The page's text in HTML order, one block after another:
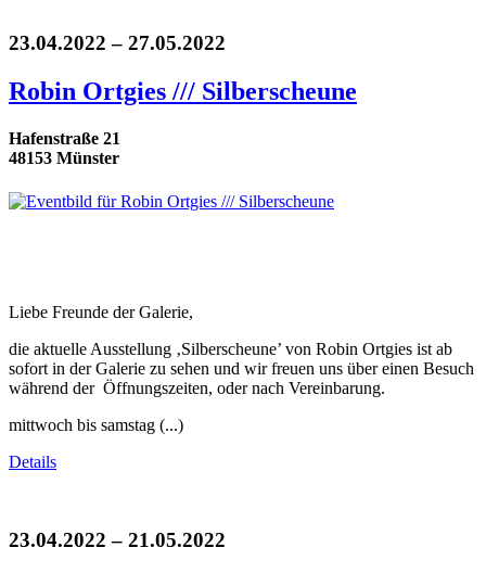
23.04.2022 – 27.05.2022
Robin Ortgies /// Silberscheune
Hafenstraße 21
48153 Münster
Liebe Freunde der Galerie,
die aktuelle Ausstellung ‚Silberscheune’ von Robin Ortgies ist ab
sofort in der Galerie zu sehen und wir freuen uns über einen Besuch
während der Öffnungszeiten, oder nach Vereinbarung.
mittwoch bis samstag (...)
Details
23.04.2022 – 21.05.2022